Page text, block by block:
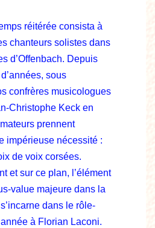
réitérée consista à
chanteurs solistes dans
d’Offenbach. Depuis
sous
confrères musicologues
Christophe Keck en
prennent
impérieuse nécessité :
de voix corsées.
et sur ce plan, l’élément
value majeure dans la
dans le rôle-
à Florian Laconi.